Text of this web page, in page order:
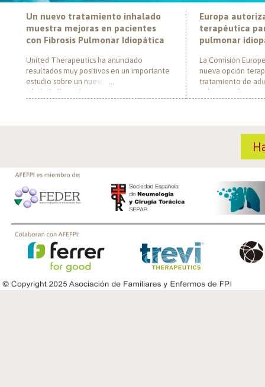
Un nuevo tratamiento inhalado
muestra mejoras en pacientes
con Fibrosis Pulmonar Idiopática
United Therapeutics ha anunciado
resultados muy positivos en un importante
estudio sobre un nuevo tratamiento
inhalado llamado Tyvaso, dirigido a
Europa
terapéutica
pulmonar
La Comisión
nueva opción
tratamiento de
pulmonar
década. El
actúa mediante